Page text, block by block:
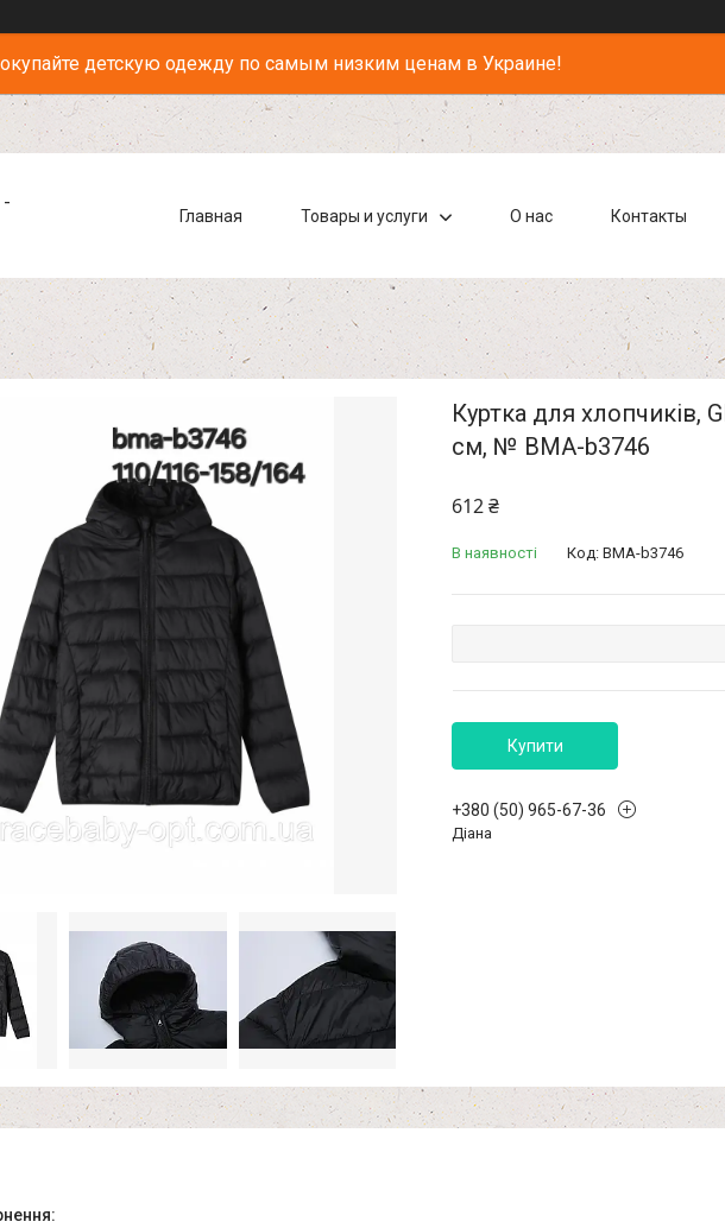
детскую одежду по самым низким ценам в Украине!
-
Главная Товары и услуги О нас Контакты
Куртка для хлопчиків,
см, № BMA-b3746
612 ₴
В наявності Код: BMA-b3746
Купити
+380 (50) 965-67-36
Діана